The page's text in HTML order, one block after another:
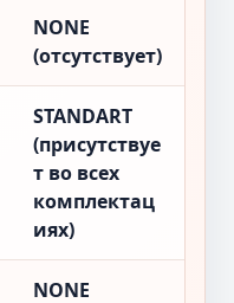
NONE
(отсутствует)
STANDART
(присутствуе
т во всех
комплектац
иях)
NONE